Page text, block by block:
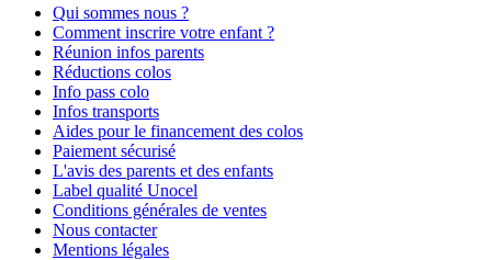
Qui sommes nous ?
Comment inscrire votre enfant ?
Réunion infos parents
Réductions colos
Info pass colo
Infos transports
Aides pour le financement des colos
Paiement sécurisé
L'avis des parents et des enfants
Label qualité Unocel
Conditions générales de ventes
Nous contacter
Mentions légales